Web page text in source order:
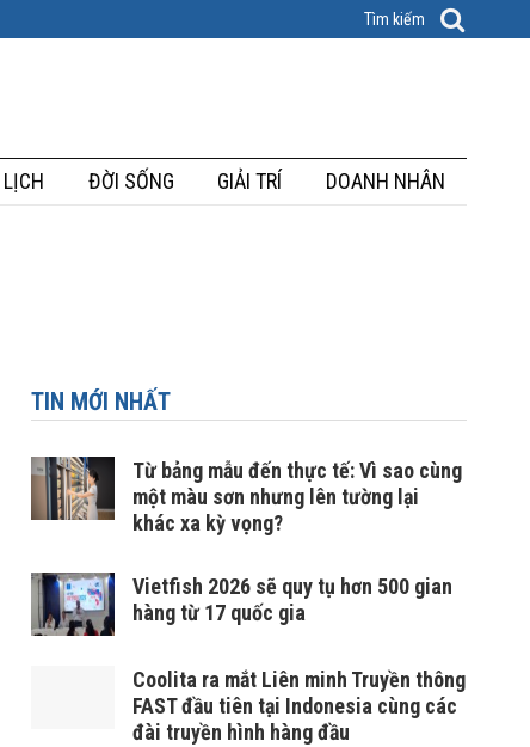
LỊCH ĐỜI SỐNG GIẢI TRÍ DOANH NHÂN
TIN MỚI NHẤT
Từ bảng mẫu đến thực tế: Vì sao cùng
một màu sơn nhưng lên tường lại
khác xa kỳ vọng?
Vietfish 2026 sẽ quy tụ hơn 500 gian
hàng từ 17 quốc gia
Coolita ra mắt Liên minh Truyền thông
FAST đầu tiên tại Indonesia cùng các
đài truyền hình hàng đầu